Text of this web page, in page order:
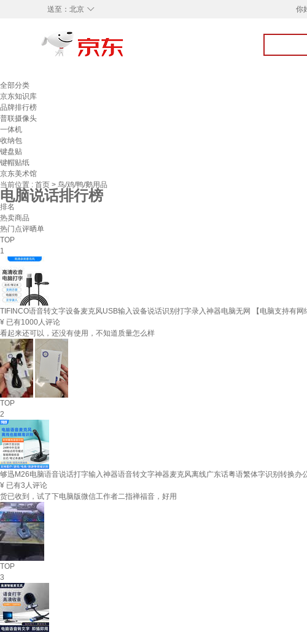
◇
送至： 北京 你
全部分类
京东知识库
品牌排行榜
普联摄像头
一体机
收纳包
键盘贴
键帽贴纸
京东美术馆
当前位置 : 首页 > 鸟/鸡/鸭/鹅用品
电脑说话排行榜
排名
热卖商品
热门点评晒单
TOP
1
TIFINCO语音转文字设备麦克风USB输入设备说话识别打字录入神器电脑无网 【电脑支持有网
¥ 已有1000人评论
看起来还可以，还没有使用，不知道质量怎么样
TOP
2
够迅M26电脑语音说话打字输入神器语音转文字神器麦克风离线广东话粤语繁体字识别转换办
¥ 已有3人评论
货已收到，试了下电脑版微信工作者二指禅福音，好用
TOP
3